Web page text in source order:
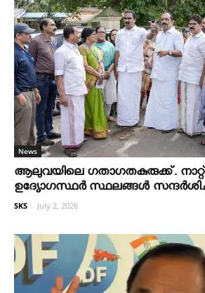
News
ആലുവയിലെ ഗതാഗതകുരുക്ക്.
ഉദ്യോഗസ്ഥർ സ്ഥലങ്ങൾ
SKS - July 2, 2026